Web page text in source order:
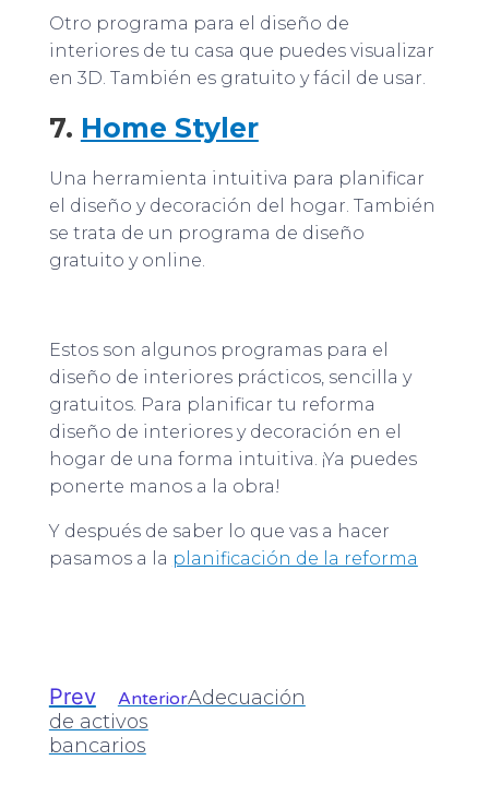
Otro programa para el diseño de
interiores de tu casa que puedes visualizar
en 3D. También es gratuito y fácil de usar.
7. Home Styler
Una herramienta intuitiva para planificar
el diseño y decoración del hogar. También
se trata de un programa de diseño
gratuito y online.
Estos son algunos programas para el
diseño de interiores prácticos, sencilla y
gratuitos. Para planificar tu reforma
diseño de interiores y decoración en el
hogar de una forma intuitiva. ¡Ya puedes
ponerte manos a la obra!
Y después de saber lo que vas a hacer
pasamos a la planificación de la reforma
Prev AnteriorAdecuación
de activos
bancarios